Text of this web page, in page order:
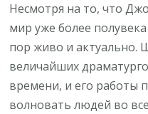
Несмотря на то, что
мир уже более
пор живо и актуально.
величайших
времени, и его работы
волновать людей во